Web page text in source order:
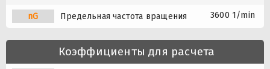
nG Предельная частота вращения 3600 1/min
Коэффициенты для расчета